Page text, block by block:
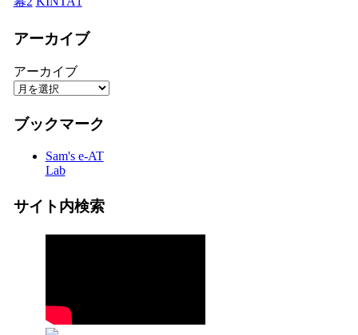
アーカイブ
アーカイブ
ブックマーク
Sam's e-AT
Lab
サイト内検索